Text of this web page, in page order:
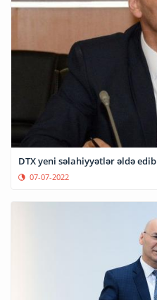
DTX yeni səlahiyyətlər əldə edib
07-07-2022